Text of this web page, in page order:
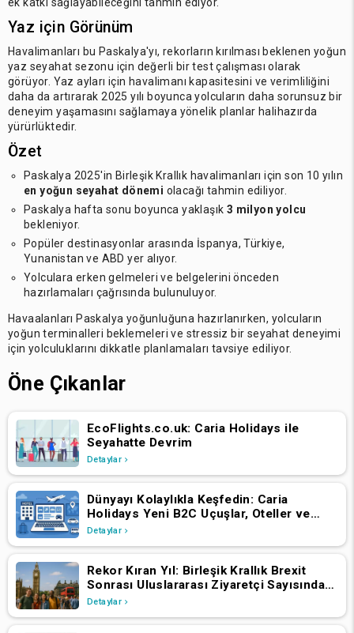
ek katkı sağlayabileceğini tahmin ediyor.
Yaz için Görünüm
Havalimanları bu Paskalya'yı, rekorların kırılması beklenen yoğun
yaz seyahat sezonu için değerli bir test çalışması olarak
görüyor. Yaz ayları için havalimanı kapasitesini ve verimliliğini
daha da artırarak 2025 yılı boyunca yolcuların daha sorunsuz bir
deneyim yaşamasını sağlamaya yönelik planlar halihazırda
yürürlüktedir.
Özet
Paskalya 2025'in Birleşik Krallık havalimanları için son 10 yılın
en yoğun seyahat dönemi olacağı tahmin ediliyor.
Paskalya hafta sonu boyunca yaklaşık 3 milyon yolcu
bekleniyor.
Popüler destinasyonlar arasında İspanya, Türkiye,
Yunanistan ve ABD yer alıyor.
Yolculara erken gelmeleri ve belgelerini önceden
hazırlamaları çağrısında bulunuluyor.
Havaalanları Paskalya yoğunluğuna hazırlanırken, yolcuların
yoğun terminalleri beklemeleri ve stressiz bir seyahat deneyimi
için yolculuklarını dikkatle planlamaları tavsiye ediliyor.
Öne Çıkanlar
EcoFlights.co.uk: Caria Holidays ile
Seyahatte Devrim
Detaylar
Dünyayı Kolaylıkla Keşfedin: Caria
Holidays Yeni B2C Uçuşlar, Oteller ve
Tatil Paketleri Platformunu Başlattı
Detaylar
Rekor Kıran Yıl: Birleşik Krallık Brexit
Sonrası Uluslararası Ziyaretçi Sayısında
Artış Yaşadı
Detaylar